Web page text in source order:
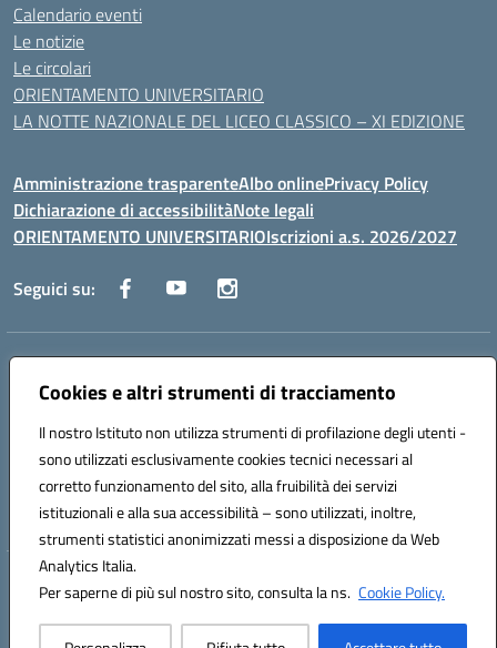
Cookies e altri strumenti di tracciamento
Il nostro Istituto non utilizza strumenti di profilazione degli utenti -
sono utilizzati esclusivamente cookies tecnici necessari al
corretto funzionamento del sito, alla fruibilità dei servizi
istituzionali e alla sua accessibilità – sono utilizzati, inoltre,
strumenti statistici anonimizzati messi a disposizione da Web
Analytics Italia.
Per saperne di più sul nostro sito, consulta la ns. Cookie Policy.
Calendario eventi
Le notizie
Le circolari
ORIENTAMENTO UNIVERSITARIO
LA NOTTE NAZIONALE DEL LICEO CLASSICO – XI EDIZIONE
Amministrazione trasparenteAlbo onlinePrivacy Policy
Dichiarazione di accessibilitàNote legali
ORIENTAMENTO UNIVERSITARIOIscrizioni a.s. 2026/2027
Seguici su:
Indirizzo:
Centralino:0882 331218 Email:fgps210002@istruzione.it
Codice fiscale: 93071630714
Codice meccanografico:
FGPS210002
Codice unico di fatturazione (CUF): UF7W9K
Hosting & Powered by 3D Solution S.r.l.
Concept & Design by Designers Italia